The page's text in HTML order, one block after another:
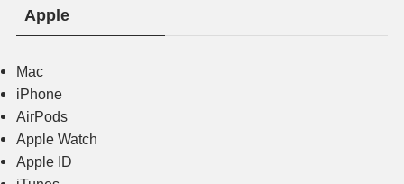
Apple
Mac
iPhone
AirPods
Apple Watch
Apple ID